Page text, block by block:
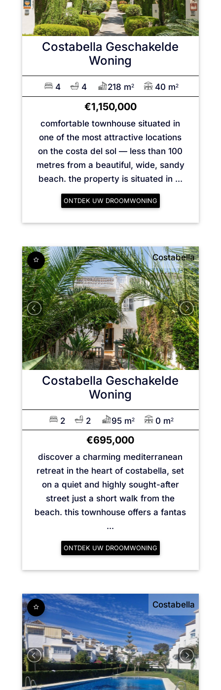
Costabella Geschakelde
Woning
4 4 218 m2 40 m2
€1,150,000
comfortable townhouse situated in
one of the most attractive locations
on the costa del sol — less than 100
metres from a beautiful, wide, sandy
beach. the property is situated in ...
ONTDEK UW DROOMWONING
Costabella
Costabella Geschakelde
Woning
2 2 95 m2 0 m2
€695,000
discover a charming mediterranean
retreat in the heart of costabella, set
on a quiet and highly sought-after
street just a short walk from the
beach. this townhouse offers a fantas
...
ONTDEK UW DROOMWONING
Costabella